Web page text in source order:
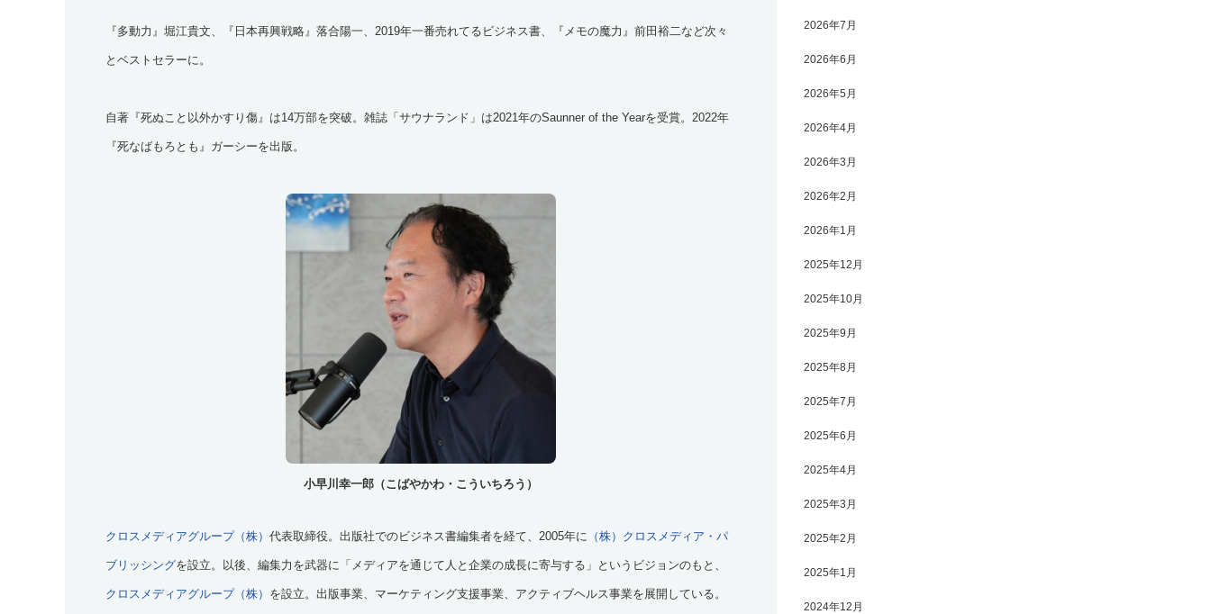
『多動力』堀江貴文、『日本再興戦略』落合陽一、2019年一番売れてるビジネス書、『メモの魔力』前田裕二など次々
とベストセラーに。
自著『死ぬこと以外かすり傷』は14万部を突破。雑誌「サウナランド」は2021年のSaunner of the Yearを受賞。2022年
『死なばもろとも』ガーシーを出版。
小早川幸一郎（こばやかわ・こういちろう）
クロスメディアグループ（株） 代表取締役。出版社でのビジネス書編集者を経て、2005年に （株）クロスメディア・パ
ブリッシングを設立。以後、編集力を武器に「メディアを通じて人と企業の成長に寄与する」というビジョンのもと、
クロスメディアグループ（株） を設立。出版事業、マーケティング支援事業、アクティブヘルス事業を展開している。
2026年7月
2026年6月
2026年5月
2026年4月
2026年3月
2026年2月
2026年1月
2025年12月
2025年10月
2025年9月
2025年8月
2025年7月
2025年6月
2025年4月
2025年3月
2025年2月
2025年1月
2024年12月